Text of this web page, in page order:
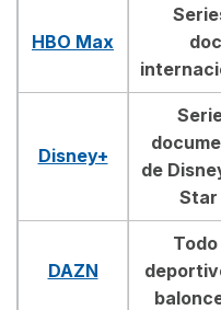
HBO Max
Disney+
de
Star
DAZN